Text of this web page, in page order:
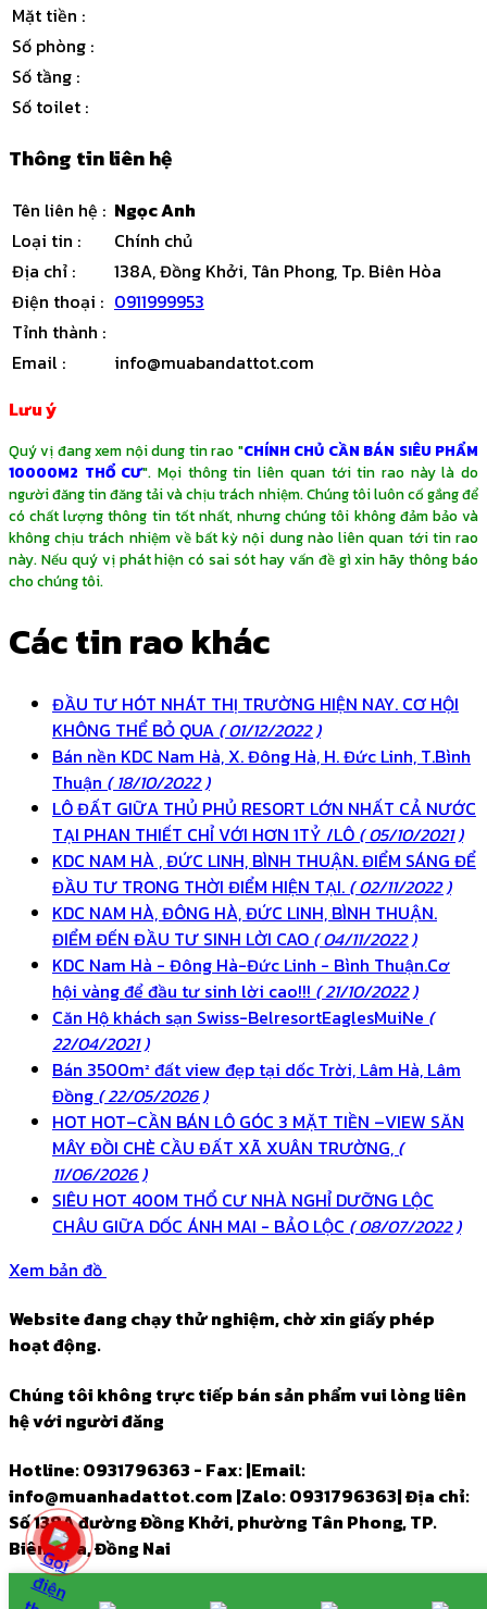
Mặt tiền :
Số phòng :
Số tầng :
Số toilet :
Thông tin liên hệ
Tên liên hệ : Ngọc Anh
Loại tin :
Chính chủ
Địa chỉ :
138A, Đồng Khởi, Tân Phong, Tp. Biên Hòa
Điện thoại : 0911999953
Tỉnh thành :
Email :
info@muabandattot.com
Lưu ý
Quý vị đang xem nội dung tin rao "CHÍNH CHỦ CẦN BÁN SIÊU PHẨM
10000M2 THỔ CƯ". Mọi thông tin liên quan tới tin rao này là do
người đăng tin đăng tải và chịu trách nhiệm. Chúng tôi luôn cố gắng để
có chất lượng thông tin tốt nhất, nhưng chúng tôi không đảm bảo và
không chịu trách nhiệm về bất kỳ nội dung nào liên quan tới tin rao
này. Nếu quý vị phát hiện có sai sót hay vấn đề gì xin hãy thông báo
cho chúng tôi.
Các tin rao khác
ĐẦU TƯ HÓT NHÁT THỊ TRƯỜNG HIỆN NAY. CƠ HỘI
KHÔNG THỂ BỎ QUA ( 01/12/2022 )
Bán nền KDC Nam Hà, X. Đông Hà, H. Đức Linh, T.Bình
Thuận ( 18/10/2022 )
LÔ ĐẤT GIỮA THỦ PHỦ RESORT LỚN NHẤT CẢ NƯỚC
TẠI PHAN THIẾT CHỈ VỚI HƠN 1TỶ /LÔ ( 05/10/2021 )
KDC NAM HÀ , ĐỨC LINH, BÌNH THUẬN. ĐIỂM SÁNG ĐỂ
ĐẦU TƯ TRONG THỜI ĐIỂM HIỆN TẠI. ( 02/11/2022 )
KDC NAM HÀ, ĐÔNG HÀ, ĐỨC LINH, BÌNH THUẬN.
ĐIỂM ĐẾN ĐẦU TƯ SINH LỜI CAO ( 04/11/2022 )
KDC Nam Hà - Đông Hà-Đức Linh - Bình Thuận.Cơ
hội vàng để đầu tư sinh lời cao!!! ( 21/10/2022 )
Căn Hộ khách sạn Swiss-BelresortEaglesMuiNe (
22/04/2021 )
Bán 3500m² đất view đẹp tại dốc Trời, Lâm Hà, Lâm
Đồng ( 22/05/2026 )
HOT HOT–CẦN BÁN LÔ GÓC 3 MẶT TIỀN –VIEW SĂN
MÂY ĐỒI CHÈ CẦU ĐẤT XÃ XUÂN TRƯỜNG, (
11/06/2026 )
SIÊU HOT 400M THỔ CƯ NHÀ NGHỈ DƯỠNG LỘC
CHÂU GIỮA DỐC ÁNH MAI - BẢO LỘC ( 08/07/2022 )
Xem bản đồ
Website đang chạy thử nghiệm, chờ xin giấy phép
hoạt động.
Chúng tôi không trực tiếp bán sản phẩm vui lòng liên
hệ với người đăng
Hotline: 0931796363 - Fax:|Email:
info@muanhadattot.com |Zalo: 0931796363|Địa chỉ:
Số 138A đường Đồng Khởi, phường Tân Phong, TP.
Biên Hòa, Đồng Nai